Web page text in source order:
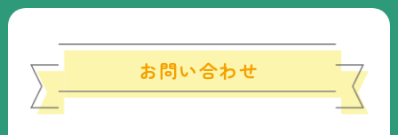
お問い合わせ